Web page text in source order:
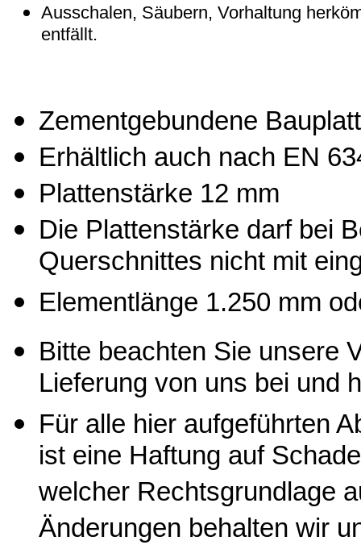
Ausschalen, Säubern, Vorhaltung
entfällt.
Zementgebundene
Erhältlich auch nach EN
Plattenstärke 12 mm
Die Plattenstärke darf bei
Querschnittes nicht mit
Elementlänge 1.250 mm
Bitte beachten Sie unsere
Lieferung von uns bei und
Für alle hier aufgeführten
ist eine Haftung auf
welcher Rechtsgrundlage
Änderungen behalten wir